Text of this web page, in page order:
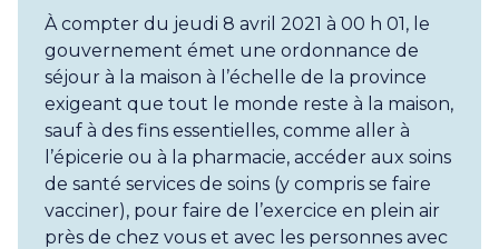
À compter du jeudi 8 avril 2021 à 00 h 01, le
gouvernement émet une ordonnance de
séjour à la maison à l’échelle de la province
exigeant que tout le monde reste à la maison,
sauf à des fins essentielles, comme aller à
l’épicerie ou à la pharmacie, accéder aux soins
de santé services de soins (y compris se faire
vacciner), pour faire de l’exercice en plein air
près de chez vous et avec les personnes avec